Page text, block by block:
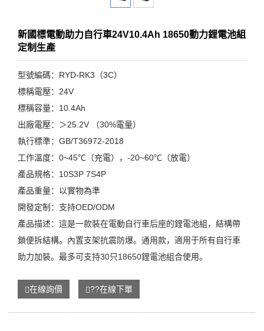
新國標電動助力自行車24V10.4Ah 18650動力鋰電池組
定制生產
型號編碼：RYD-RK3（3C）
標稱電壓：24V
標稱容量：10.4Ah
出廠電壓：＞25.2V （30%電量）
執行標準：GB/T36972-2018
工作溫度：0~45℃（充電），-20~60℃（放電）
產品規格：10S3P 7S4P
產品重量：以實物為準
開發定制：支持OED/ODM
產品描述：這是一款裝在電動自行車后座的鋰電池組，結構帶
鎖便拆結構。內置支架抗震防爆。通用款，適用于所有自行車
助力加裝。最多可支持30只18650鋰電池組合使用。
在線詢價 ??在線下單